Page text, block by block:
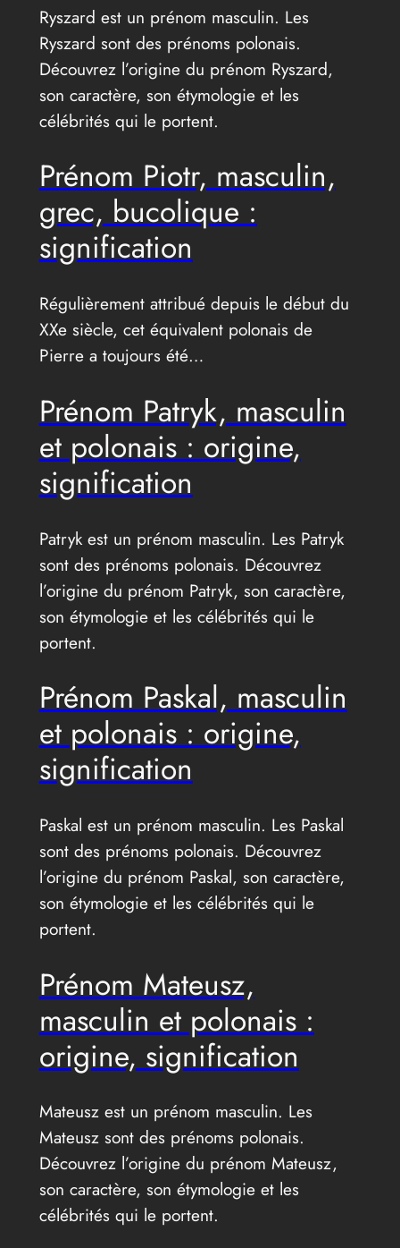
Ryszard est un prénom masculin. Les
Ryszard sont des prénoms polonais.
Découvrez l’origine du prénom Ryszard,
son caractère, son étymologie et les
célébrités qui le portent.
Prénom Piotr, masculin,
grec, bucolique :
signification
Régulièrement attribué depuis le début du
XXe siècle, cet équivalent polonais de
Pierre a toujours été…
Prénom Patryk, masculin
et polonais : origine,
signification
Patryk est un prénom masculin. Les Patryk
sont des prénoms polonais. Découvrez
l’origine du prénom Patryk, son caractère,
son étymologie et les célébrités qui le
portent.
Prénom Paskal, masculin
et polonais : origine,
signification
Paskal est un prénom masculin. Les Paskal
sont des prénoms polonais. Découvrez
l’origine du prénom Paskal, son caractère,
son étymologie et les célébrités qui le
portent.
Prénom Mateusz,
masculin et polonais :
origine, signification
Mateusz est un prénom masculin. Les
Mateusz sont des prénoms polonais.
Découvrez l’origine du prénom Mateusz,
son caractère, son étymologie et les
célébrités qui le portent.